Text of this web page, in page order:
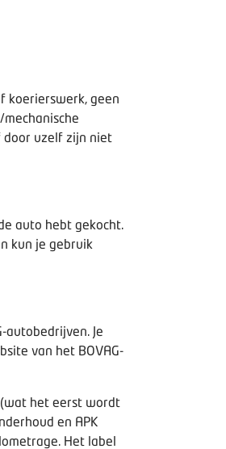
koerierswerk, geen
door uzelf zijn niet
auto hebt gekocht.
kun je gebruik
autobedrijven. Je
van het BOVAG-
het eerst wordt
en APK
Het label